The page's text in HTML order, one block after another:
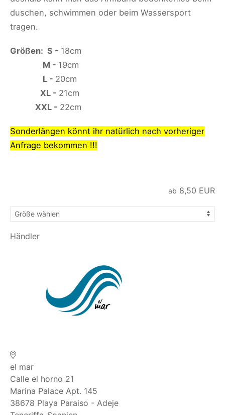
duschen, schwimmen oder beim Wassersport
tragen.
Größen: S - 18cm
M - 19cm
L - 20cm
XL - 21cm
XXL - 22cm
Sonderlängen könnt ihr natürlich nach vorheriger
Anfrage bekommen !!!
ab 8,50 EUR
Händler
el mar
Calle el horno 21
Marina Palace Apt. 145
38678 Playa Paraiso - Adeje